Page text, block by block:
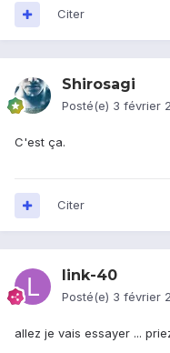
Citer
Shirosagi
Posté(e) 3 février
C'est ça.
Citer
link-40
Posté(e) 3 février
allez je vais essayer ...